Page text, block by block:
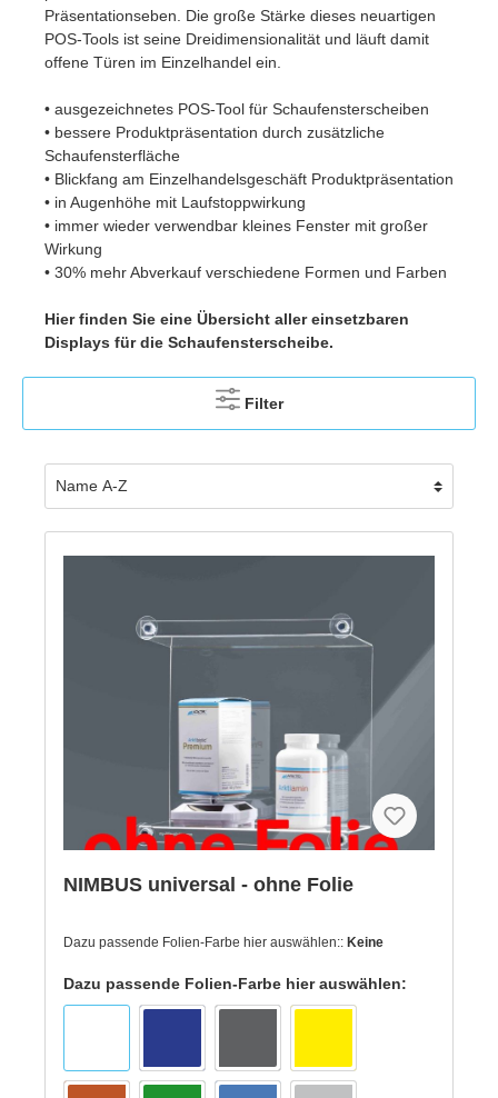
Präsentationseben. Die große Stärke dieses neuartigen
POS-Tools ist seine Dreidimensionalität und läuft damit
offene Türen im Einzelhandel ein.
• ausgezeichnetes POS-Tool für Schaufensterscheiben
• bessere Produktpräsentation durch zusätzliche
Schaufensterfläche
• Blickfang am Einzelhandelsgeschäft Produktpräsentation
• in Augenhöhe mit Laufstoppwirkung
• immer wieder verwendbar kleines Fenster mit großer
Wirkung
• 30% mehr Abverkauf verschiedene Formen und Farben
Hier finden Sie eine Übersicht aller einsetzbaren
Displays für die Schaufensterscheibe.
Filter
NIMBUS universal - ohne Folie
Dazu passende Folien-Farbe hier auswählen:: Keine
Dazu passende Folien-Farbe hier auswählen: